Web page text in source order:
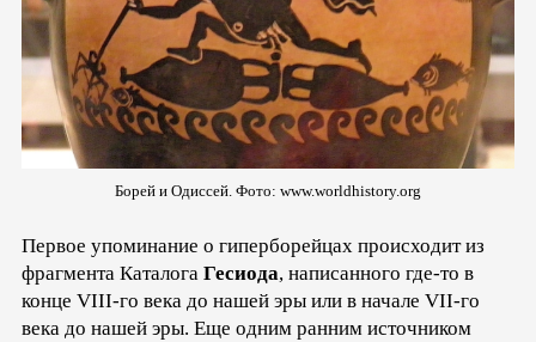
Борей и Одиссей. Фото: www.worldhistory.org
Первое упоминание о гиперборейцах происходит из
фрагмента Каталога Гесиода, написанного где-то в
конце VIII-го века до нашей эры или в начале VII-го
века до нашей эры. Еще одним ранним источником